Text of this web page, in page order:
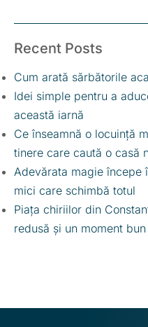
Recent Posts
Cum arată sărbătorile
Idei simple pentru a
această iarnă
Ce înseamnă o locuință
tinere care caută o casă
Adevărata magie începe
mici care schimbă totul
Piața chiriilor din
redusă și un moment